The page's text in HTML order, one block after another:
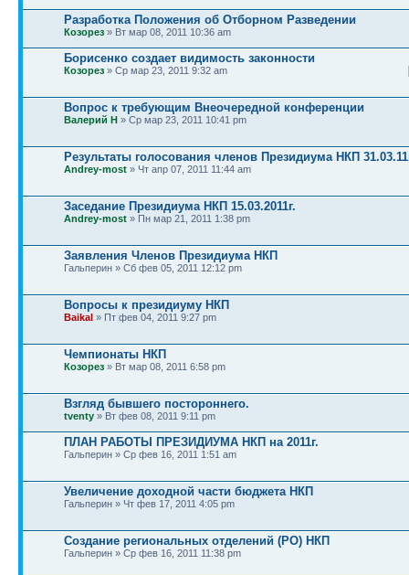
Разработка Положения об Отборном Разведении
Козорез » Вт мар 08, 2011 10:36 am
Борисенко создает видимость законности
Козорез » Ср мар 23, 2011 9:32 am
Вопрос к требующим Внеочередной конференции
Валерий Н » Ср мар 23, 2011 10:41 pm
Результаты голосования членов Президиума НКП
Andrey-most » Чт апр 07, 2011 11:44 am
Заседание Президиума НКП 15.03.2011г.
Andrey-most » Пн мар 21, 2011 1:38 pm
Заявления Членов Президиума НКП
Гальперин » Сб фев 05, 2011 12:12 pm
Вопросы к президиуму НКП
Baikal » Пт фев 04, 2011 9:27 pm
Чемпионаты НКП
Козорез » Вт мар 08, 2011 6:58 pm
Взгляд бывшего постороннего.
tventy » Вт фев 08, 2011 9:11 pm
ПЛАН РАБОТЫ ПРЕЗИДИУМА НКП на 2011г.
Гальперин » Ср фев 16, 2011 1:51 am
Увеличение доходной части бюджета НКП
Гальперин » Чт фев 17, 2011 4:05 pm
Создание региональных отделений (РО) НКП
Гальперин » Ср фев 16, 2011 11:38 pm